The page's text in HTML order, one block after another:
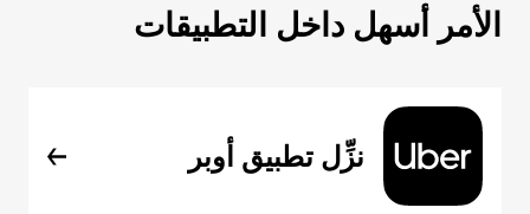
الأمر أسهل داخل التطبيقات
نزِّل تطبيق أوبر